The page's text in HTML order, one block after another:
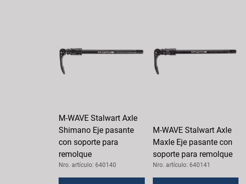
M-WAVE Stalwart Axle
Shimano Eje pasante
con soporte para
remolque
Nro. artículo: 640140
M-WAVE Stalwart Axle
Maxle Eje pasante con
soporte para remolque
Nro. artículo: 640141